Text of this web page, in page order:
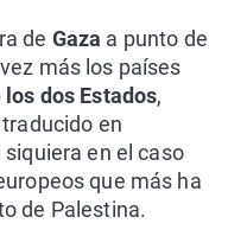
de Gaza a punto de
más los países
dos Estados,
en
en el caso
que más ha
de Palestina.